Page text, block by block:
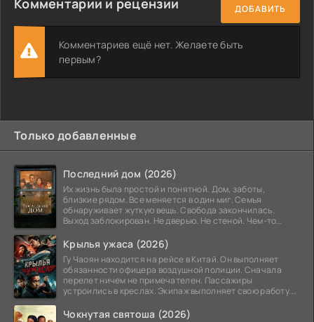
Комментарии и рецензии ДОБАВИТЬ
Комментариев ещё нет. Желаете быть
первым?
Только добавленные
Последний дом (2026)
Их жизнь была простой и понятной. Дом, заботы,
близкие рядом. Все меняется в один миг. Семья
обнаруживает жуткую вещь. Свобода закончилась.
Выход заблокирован. Не дверью. Не стеной. Чем-то
Крылья ужаса (2026)
Гу Чаоян находится на рейсе в Китай. Он выполняет
обязанности офицера воздушной полиции. Сначала
перелет ничем не примечателен. Пассажиры
устроились в креслах. Экипаж выполняет свою работу.
Чокнутая святоша (2026)